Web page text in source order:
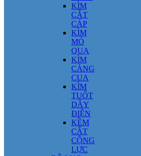
KÌM
CẮT
CÁP
KÌM
MỎ
QUẠ
KÌM
CÀNG
CUA
KÌM
TUỐT
DÂY
ĐIỆN
KỀM
CẮT
CỘNG
LỰC